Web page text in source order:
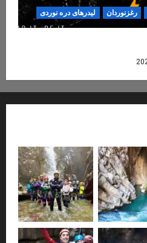
رغزنوردان لیدرهای دره نوردی